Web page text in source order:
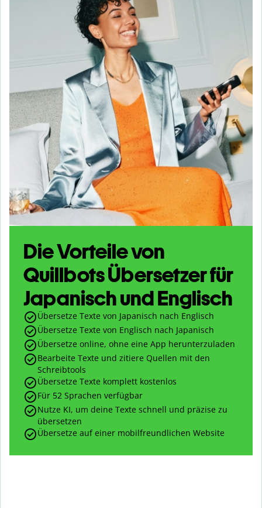
Die Vorteile von
Quillbots Übersetzer für
Japanisch und Englisch
Übersetze Texte von Japanisch nach Englisch
Übersetze Texte von Englisch nach Japanisch
Übersetze online, ohne eine App herunterzuladen
Bearbeite Texte und zitiere Quellen mit den
Schreibtools
Übersetze Texte komplett kostenlos
Für 52 Sprachen verfügbar
Nutze KI, um deine Texte schnell und präzise zu
übersetzen
Übersetze auf einer mobilfreundlichen Website